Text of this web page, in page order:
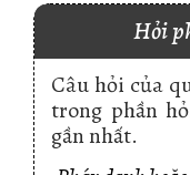
Hỏi
Câu hỏi của
trong phần
gần nhất.